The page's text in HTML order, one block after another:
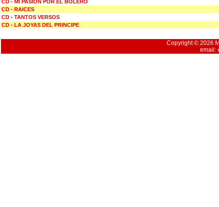
CD - MI PASION POR EL BOLERO
CD - RAICES
CD - TANTOS VERSOS
CD - LA JOYAS DEL PRINCIPE
Copyright © 2026
email: